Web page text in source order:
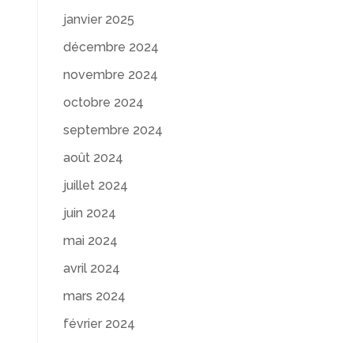
janvier 2025
décembre 2024
novembre 2024
octobre 2024
septembre 2024
août 2024
juillet 2024
juin 2024
mai 2024
avril 2024
mars 2024
février 2024